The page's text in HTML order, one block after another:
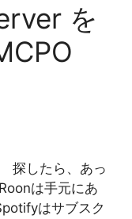
を
探したら、あっ
は手元にあ
はサブスク